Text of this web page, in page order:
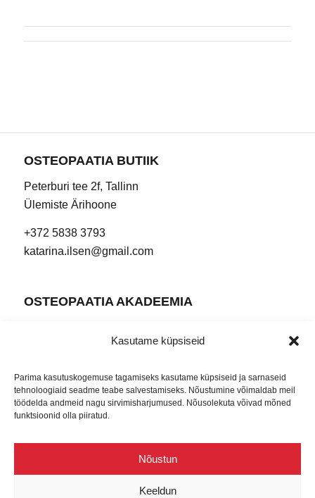
Kasutame küpsiseid
Parima kasutuskogemuse tagamiseks kasutame küpsiseid ja sarnaseid
tehnoloogiaid seadme teabe salvestamiseks. Nõustumine võimaldab meil
töödelda andmeid nagu sirvimisharjumused. Nõusolekuta võivad mõned
funktsioonid olla piiratud.
Nõustun
Keeldun
OSTEOPAATIA BUTIIK
Peterburi tee 2f, Tallinn
Ülemiste Ärihoone
+372 5838 3793
katarina.ilsen@gmail.com
OSTEOPAATIA AKADEEMIA
Ülemiste Ärihoone
+372 5557 7338
info@osteopaat.ee
AVATUD
E-R: 8:00 – 19:00 või kokkuleppel